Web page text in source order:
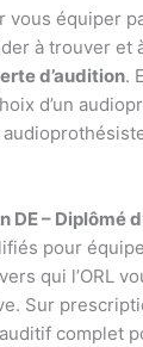
vous équiper
à trouver et
d’audition.
d’un
DE – Diplômé
pour
qui l’ORL
Sur
complet